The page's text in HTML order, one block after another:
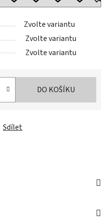
Zvolte variantu
Zvolte variantu
Zvolte variantu
DO KOŠÍKU
Sdílet